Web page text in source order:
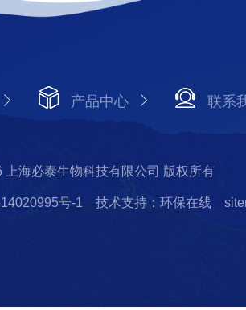
产品中心 联系
上海必泰生物科技有限公司 版权所有
号-1 技术支持：环保在线